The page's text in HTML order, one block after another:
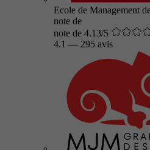
Ecole de Management
note de
note de 4.13/5
4.1 — 295 avis